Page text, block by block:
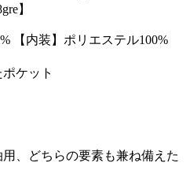
】
【内装】ポリエステル100%
ケット
、どちらの要素も兼ね備えた